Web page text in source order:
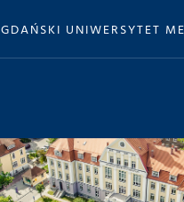
GDAŃSKI UNIWERSYTET